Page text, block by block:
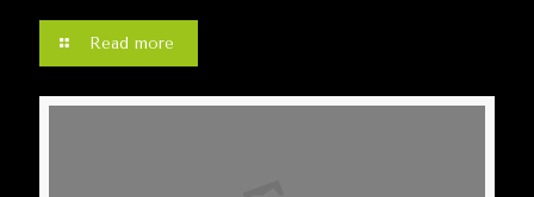
Read more